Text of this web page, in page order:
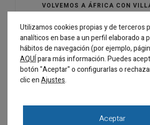
VOLVEMOS A ÁFRICA CON
Utilizamos cookies propias y de terceros
analíticos en base a un perfil elaborado a
hábitos de navegación (por ejemplo,
AQUÍpara más información. Puedes
botón "Aceptar" o configurarlas o
clic enAjustes.
Aceptar